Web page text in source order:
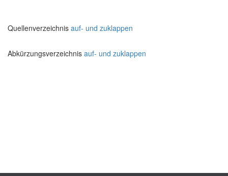
Quellenverzeichnis auf- und zuklappen
Abkürzungsverzeichnis auf- und zuklappen